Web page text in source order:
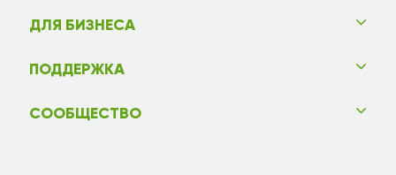
ДЛЯ БИЗНЕСА
ПОДДЕРЖКА
СООБЩЕСТВО